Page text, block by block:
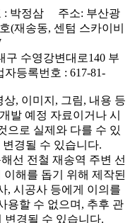
박정삼 주소: 부산광
(재송동, 센텀 스카이비
수영강변대로140 부
등록번호 : 617-81-
, 이미지, 그림, 내용 등
발 예정 자료이거나 시
으로 실제와 다를 수 있
경될 수 있습니다.
선 전철 재송역 주변 선
해를 돕기 위해 제작된
, 시공사 등에게 이의를
용할 수 없으며, 추후 관
변경될 수 있습니다.